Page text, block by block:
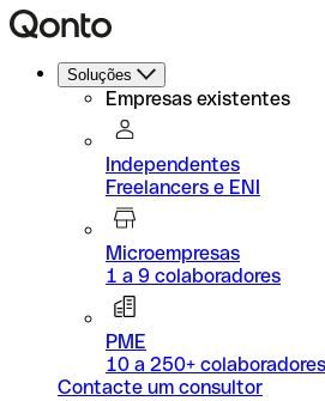
Soluções
Empresas existentes
Independentes
Freelancers e ENI
Microempresas
1 a 9 colaboradores
PME
10 a 250+ colaboradores
Contacte um consultor